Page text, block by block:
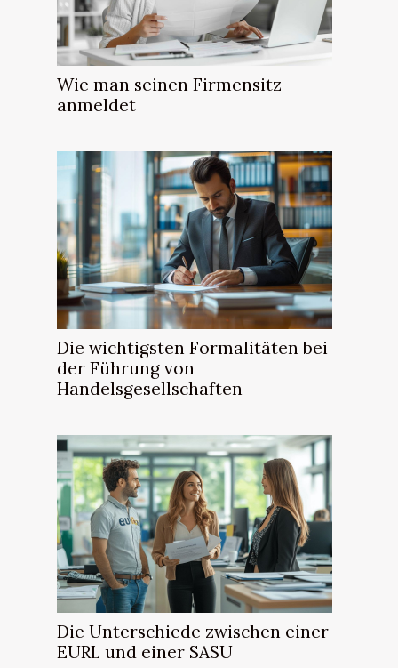
Wie man seinen Firmensitz
anmeldet
Die wichtigsten Formalitäten bei
der Führung von
Handelsgesellschaften
Die Unterschiede zwischen einer
EURL und einer SASU